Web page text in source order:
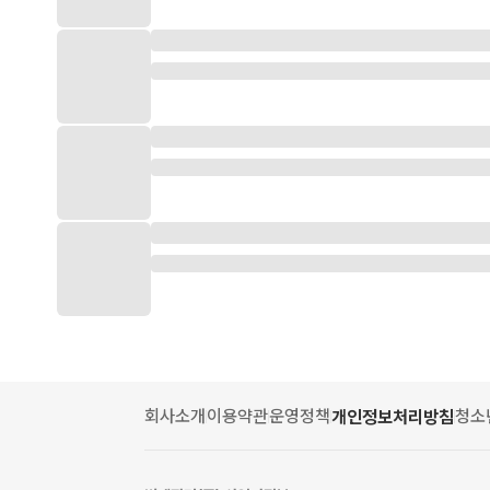
회사소개 이용약관운영정책개인정보처리방침청소